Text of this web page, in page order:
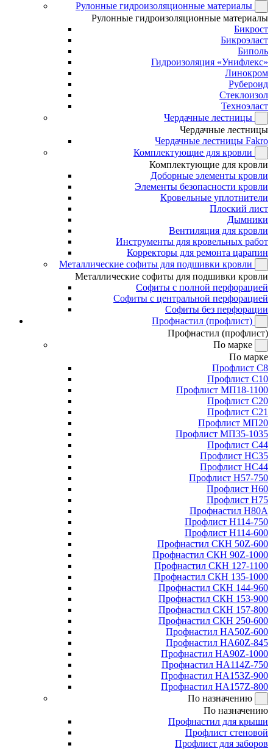
Рулонные гидроизоляционные материалы
Рулонные гидроизоляционные материалы
Бикрост
Бикроэласт
Биполь
Гидроизоляция «Унифлекс»
Линокром
Рубероид
Стеклоизол
Техноэласт
Чердачные лестницы
Чердачные лестницы
Чердачные лестницы Fakro
Комплектующие для кровли
Комплектующие для кровли
Доборные элементы кровли
Элементы безопасности кровли
Кровельные уплотнители
Плоский лист
Дымники
Вентиляция для кровли
Инструменты для кровельных работ
Корректоры для ремонта царапин
Металлические софиты для подшивки кровли
Металлические софиты для подшивки кровли
Софиты с полной перфорацией
Софиты с центральной перфорацией
Софиты без перфорации
Профнастил (профлист)
Профнастил (профлист)
По марке
По марке
Профлист С8
Профлист С10
Профлист МП18-1100
Профлист С20
Профлист С21
Профлист МП20
Профлист МП35-1035
Профлист С44
Профлист НС35
Профлист НС44
Профлист Н57-750
Профлист Н60
Профлист Н75
Профнастил Н80А
Профлист Н114-750
Профлист Н114-600
Профнастил СКН 50Z-600
Профнастил СКН 90Z-1000
Профнастил СКН 127-1100
Профнастил СКН 135-1000
Профнастил СКН 144-960
Профнастил СКН 153-900
Профнастил СКН 157-800
Профнастил СКН 250-600
Профнастил НА50Z-600
Профнастил НА60Z-845
Профнастил НА90Z-1000
Профнастил НА114Z-750
Профнастил НА153Z-900
Профнастил НА157Z-800
По назначению
По назначению
Профнастил для крыши
Профлист стеновой
Профлист для заборов